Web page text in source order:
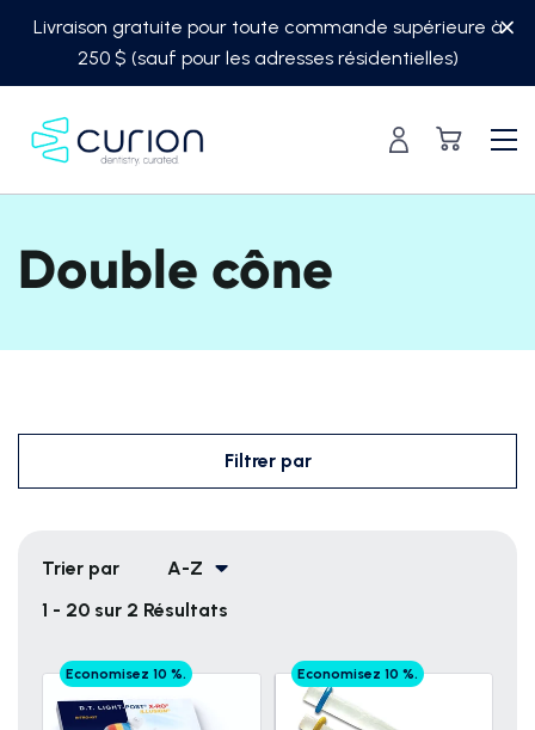
Livraison gratuite pour toute commande supérieure à
250 $ (sauf pour les adresses résidentielles)
Double cône
Filtrer par
Trier par
A-Z
1 - 20 sur 2 Résultats
Economisez 10 %. Economisez 10 %.